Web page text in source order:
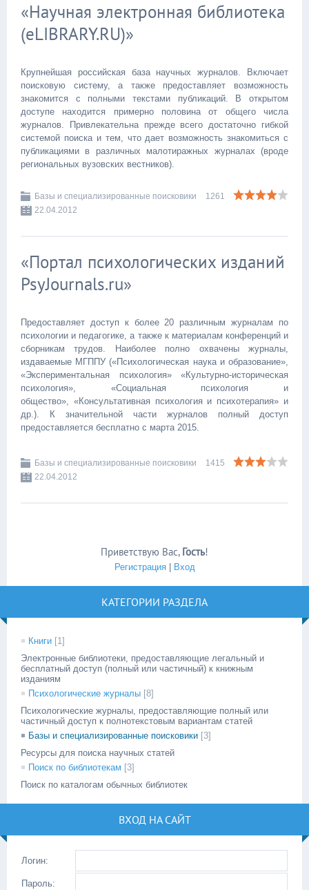
«Научная электронная библиотека
(eLIBRARY.RU)»
Крупнейшая российская база научных журналов. Включает
поисковую систему, а также предоставляет возможность
знакомится с полными текстами публикаций. В открытом
доступе находится примерно половина от общего числа
журналов. Привлекательна прежде всего достаточно гибкой
системой поиска и тем, что дает возможность знакомиться с
публикациями в различных малотиражных журналах (вроде
региональных вузовских вестников).
Базы и специализированные поисковики
1261
22.04.2012
«Портал психологических изданий
PsyJournals.ru»
Предоставляет доступ к более 20 различным журналам по
психологии и педагогике, а также к материалам конференций и
сборникам трудов. Наиболее полно охвачены журналы,
издаваемые МГППУ («Психологическая наука и образование»,
«Экспериментальная психология» «Культурно-историческая
психология», «Социальная психология и
общество», «Консультативная психология и психотерапия» и
др.). К значительной части журналов полный доступ
предоставляется бесплатно с марта 2015.
Базы и специализированные поисковики
1415
22.04.2012
Приветствую Вас, Гость!
Регистрация| Вход
КАТЕГОРИИ РАЗДЕЛА
Книги [1]
Электронные библиотеки, предоставляющие легальный и
бесплатный доступ (полный или частичный) к книжным
изданиям
Психологические журналы [8]
Психологические журналы, предоставляющие полный или
частичный доступ к полнотекстовым вариантам статей
Базы и специализированные поисковики [3]
Ресурсы для поиска научных статей
Поиск по библиотекам [3]
Поиск по каталогам обычных библиотек
ВХОД НА САЙТ
Логин:
Пароль: